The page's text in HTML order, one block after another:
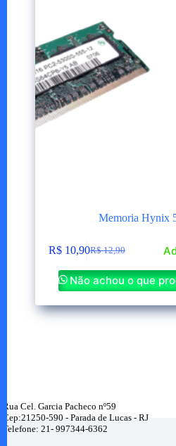
Memoria Hynix
R$12,90
O
preço
original
era:
R$ 12,90.
R$ 10,90O
preço
atual
é:
R$ 10,90.
Não achou o que
Rua Cel. Garcia Pacheco nº59
Cep:21250-590 - Parada de Lucas - RJ
Telefone: 21- 997344-6362